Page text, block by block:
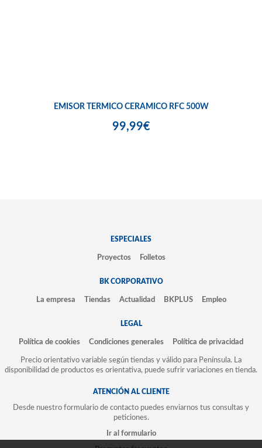
EMISOR TERMICO CERAMICO RFC 500W
99,99€
ESPECIALES
Proyectos Folletos
BK CORPORATIVO
La empresa Tiendas Actualidad BKPLUS Empleo
LEGAL
Política de cookies Condiciones generales Política de privacidad
Precio orientativo variable según tiendas y válido para Península. La
disponibilidad de productos es orientativa, puede sufrir variaciones en tienda.
ATENCIÓN AL CLIENTE
Desde nuestro formulario de contacto puedes enviarnos tus consultas y
peticiones.
Ir al formulario